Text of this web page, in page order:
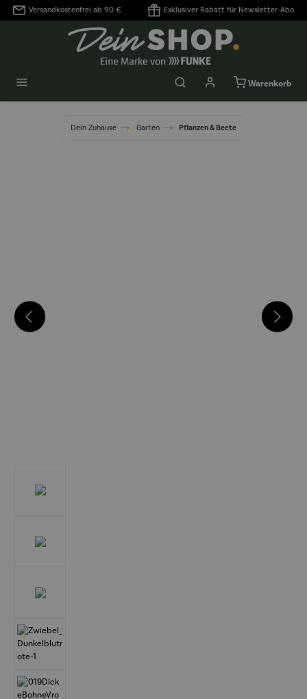
springen
Versandkostenfrei ab 90 € Exklusiver Rabatt für Newsletter-Abo
Warenkorb
Dein Zuhause Garten Pflanzen & Beete